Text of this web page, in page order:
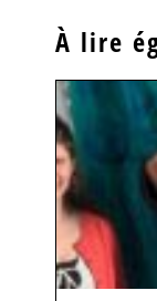
À lire